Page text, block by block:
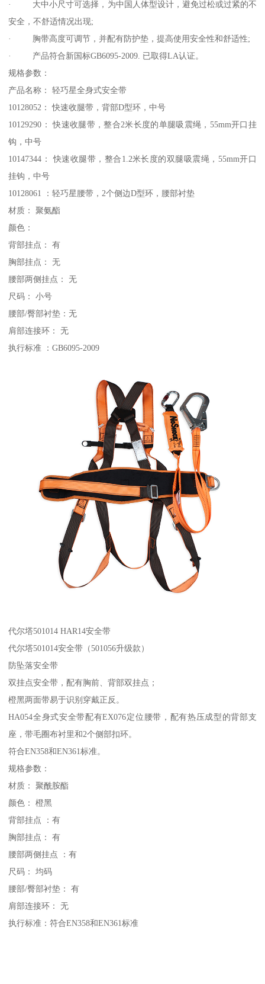
· 大中小尺寸可选择，为中国人体型设计，避免过松或过紧的不
安全，不舒适情况出现;
· 胸带高度可调节，并配有防护垫，提高使用安全性和舒适性;
· 产品符合新国标GB6095-2009. 已取得LA认证。
规格参数：
产品名称： 轻巧星全身式安全带
10128052： 快速收腿带，背部D型环，中号
10129290： 快速收腿带，整合2米长度的单腿吸震绳，55mm开口挂
钩，中号
10147344： 快速收腿带，整合1.2米长度的双腿吸震绳，55mm开口
挂钩，中号
10128061 ：轻巧星腰带，2个侧边D型环，腰部衬垫
材质： 聚氨酯
颜色：
背部挂点： 有
胸部挂点： 无
腰部两侧挂点： 无
尺码： 小号
腰部/臀部衬垫：无
肩部连接环： 无
执行标准 ：GB6095-2009
代尔塔501014 HAR14安全带
代尔塔501014安全带（501056升级款）
防坠落安全带
双挂点安全带，配有胸前、背部双挂点；
橙黑两面带易于识别穿戴正反。
HA054全身式安全带配有EX076定位腰带，配有热压成型的背部支
座，带毛圈布衬里和2个侧部扣环。
符合EN358和EN361标准。
规格参数：
材质： 聚酰胺酯
颜色： 橙黑
背部挂点 ：有
胸部挂点： 有
腰部两侧挂点 ：有
尺码： 均码
腰部/臀部衬垫： 有
肩部连接环： 无
执行标准：符合EN358和EN361标准